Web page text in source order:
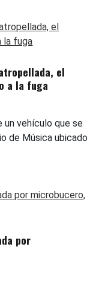
el
a la fuga
vehículo que se
de Música ubicado
por